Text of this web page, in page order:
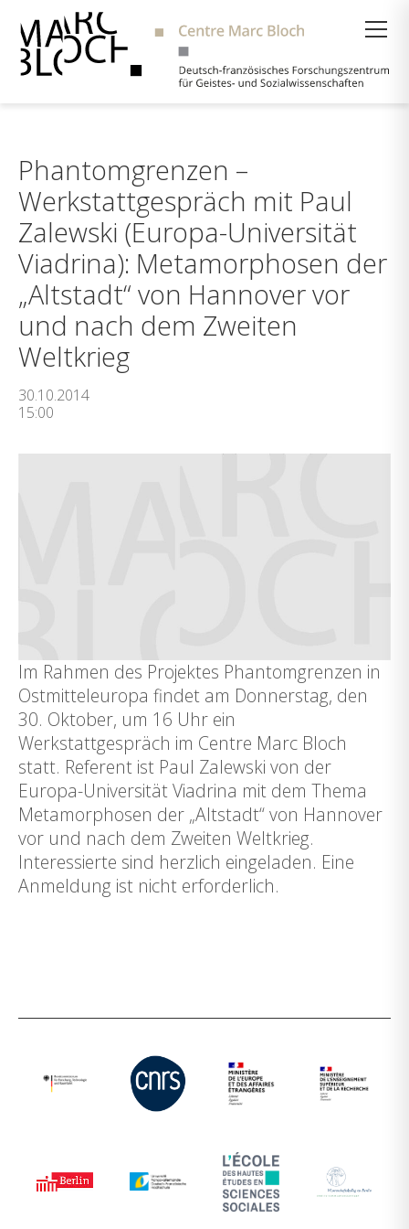
Phantomgrenzen –
Werkstattgespräch mit Paul
Zalewski (Europa-Universität
Viadrina): Metamorphosen der
„Altstadt“ von Hannover vor
und nach dem Zweiten
Weltkrieg
30.10.2014
15:00
Im Rahmen des Projektes Phantomgrenzen in
Ostmitteleuropa findet am Donnerstag, den
30. Oktober, um 16 Uhr ein
Werkstattgespräch im Centre Marc Bloch
statt. Referent ist Paul Zalewski von der
Europa-Universität Viadrina mit dem Thema
Metamorphosen der „Altstadt“ von Hannover
vor und nach dem Zweiten Weltkrieg.
Interessierte sind herzlich eingeladen. Eine
Anmeldung ist nicht erforderlich.